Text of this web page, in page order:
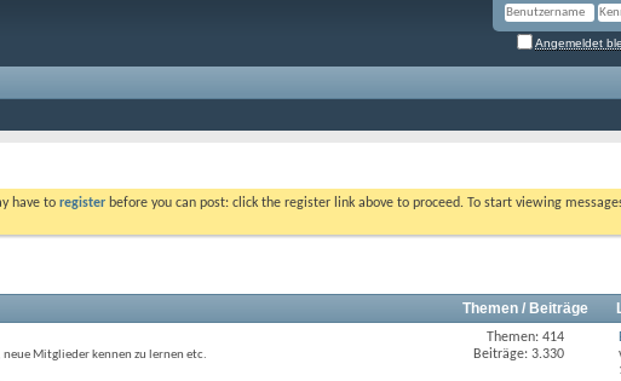
Angemeldet
have to register before you can post: click the register link above to proceed. To start viewing
Themen / Beiträge
neue Mitglieder kennen zu lernen etc.
Themen: 414
Beiträge: 3.330